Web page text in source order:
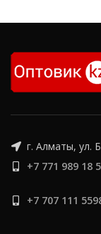
объектов. Он
г. Алматы, ул.
+7 771 989 18
+7 707 111